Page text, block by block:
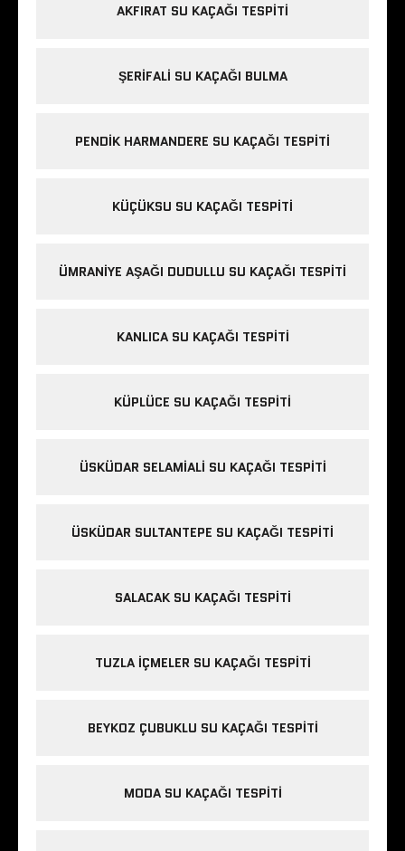
AKFIRAT SU KAÇAĞI TESPITI
ŞERIFALI SU KAÇAĞI BULMA
PENDIK HARMANDERE SU KAÇAĞI TESPITI
KÜÇÜKSU SU KAÇAĞI TESPITI
ÜMRANIYE AŞAĞI DUDULLU SU KAÇAĞI TESPITI
KANLICA SU KAÇAĞI TESPITI
KÜPLÜCE SU KAÇAĞI TESPITI
ÜSKÜDAR SELAMIALI SU KAÇAĞI TESPITI
ÜSKÜDAR SULTANTEPE SU KAÇAĞI TESPITI
SALACAK SU KAÇAĞI TESPITI
TUZLA IÇMELER SU KAÇAĞI TESPITI
BEYKOZ ÇUBUKLU SU KAÇAĞI TESPITI
MODA SU KAÇAĞI TESPITI